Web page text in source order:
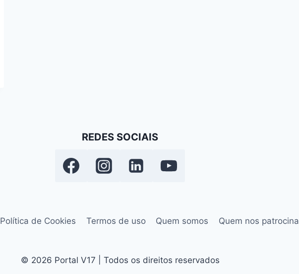
REDES SOCIAIS
Política de Cookies Termos de uso Quem somos Quem nos patrocina
© 2026 Portal V17 | Todos os direitos reservados